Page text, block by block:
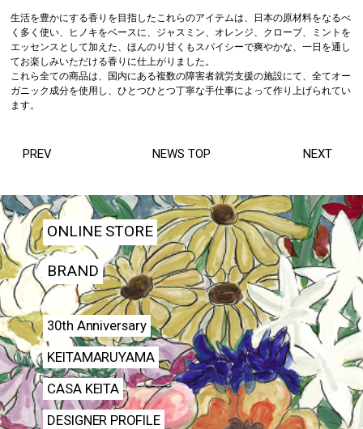
生活を豊かにする香りを目指したこれらのアイテムは、日本の原材料をなるべ
く多く使い、ヒノキをベースに、ジャスミン、オレンジ、クローブ、ミントを
エッセンスとして加えた、ほんのり甘くもスパイシーで爽やかな、一日を通し
てお楽しみいただける香りに仕上がりました。
これら全ての商品は、国内にある複数の障害者就労支援の施設にて、全てオー
ガニック成分を使用し、ひとつひとつ丁寧な手仕事によって作り上げられてい
ます。
NEWS TOP
PREV NEXT
ONLINE STORE
BRAND
30th Anniversary
KEITAMARUYAMA
CASA KEITA
DESIGNER PROFILE